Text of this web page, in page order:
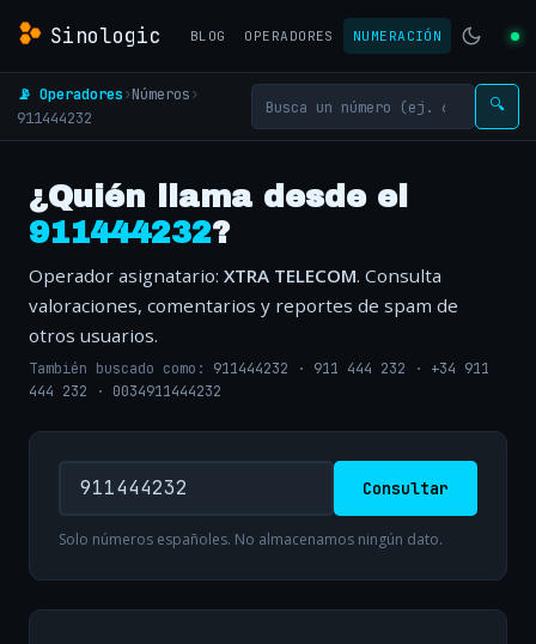
Sinologic BLOG OPERADORES NUMERACIÓN
📡 Operadores›Números›
911444232
🔍
¿Quién llama desde el
911444232?
Operador asignatario: XTRA TELECOM. Consulta
valoraciones, comentarios y reportes de spam de
otros usuarios.
También buscado como: 911444232 · 911 444 232 · +34 911
444 232 · 0034911444232
Consultar
Solo números españoles. No almacenamos ningún dato.